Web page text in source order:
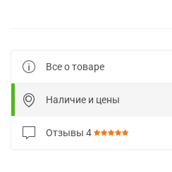
Все о товаре
Наличие и цены
Отзывы 4